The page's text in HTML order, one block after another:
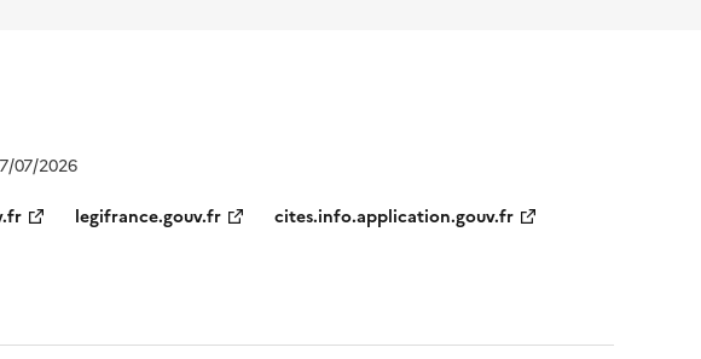
07/2026
legifrance.gouv.fr cites.info.application.gouv.fr